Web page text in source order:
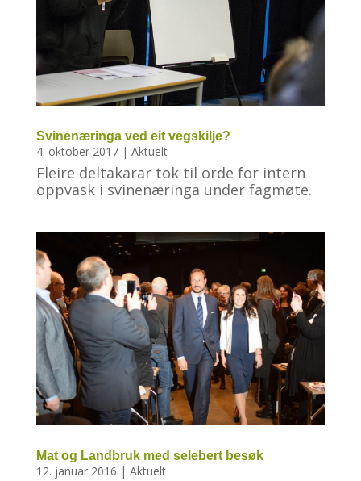
Svinenæringa ved eit vegskilje?
4. oktober 2017| Aktuelt
Fleire deltakarar tok til orde for intern
oppvask i svinenæringa under fagmøte.
Mat og Landbruk med selebert besøk
12. januar 2016 | Aktuelt